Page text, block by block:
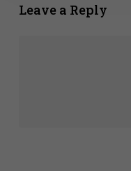
Leave a Reply